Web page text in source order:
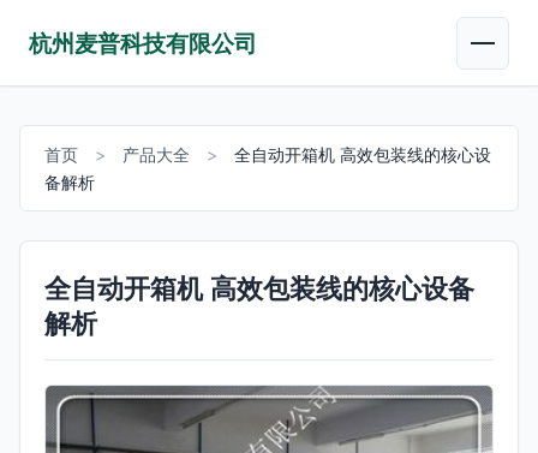
杭州麦普科技有限公司
首页 > 产品大全 >
全自动开箱机 高效包装线的核心设
备解析
全自动开箱机 高效包装线的核心设备
解析